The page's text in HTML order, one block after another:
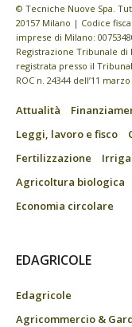
© Tecniche Nuove Spa.
20157 Milano | Codice
imprese di Milano:
Registrazione Tribunale di
registrata presso il
ROC n. 24344 dell’11
Attualità
Leggi, lavoro e fisco
Fertilizzazione
Agricoltura biologica
Economia circolare
EDAGRICOLE
Edagricole
Agricommercio &